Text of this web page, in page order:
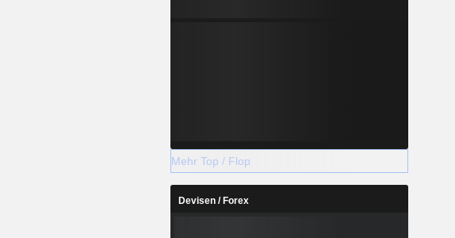
Mehr Top / Flop
Devisen / Forex